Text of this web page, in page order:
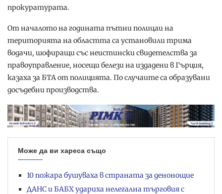
прокуратурата.
От началото на годината пътни полицаи на
територията на областта са установили трима
водачи, шофиращи със неистински свидетелства за
правоуправление, носещи белези на издадени в Гърция,
казаха за БТА от полицията. По случаите са образувани
досъдебни производства.
Може да ви хареса също
10 пожара бушуваха в страната за денонощие
ДАНС и БАБХ удариха нелегална търговия с